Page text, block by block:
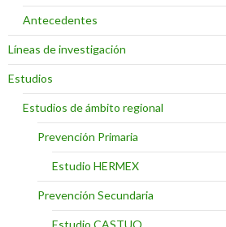
Antecedentes
Líneas de investigación
Estudios
Estudios de ámbito regional
Prevención Primaria
Estudio HERMEX
Prevención Secundaria